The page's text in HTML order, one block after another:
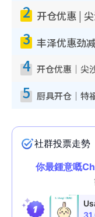
2
3
4
5